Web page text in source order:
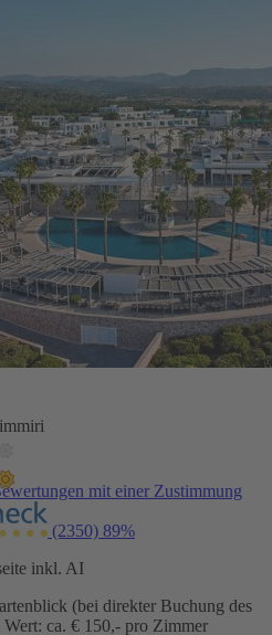
mit einer Zustimmung
(2350) 89%
inkl. AI
(bei direkter Buchung des
ca. € 150,- pro Zimmer